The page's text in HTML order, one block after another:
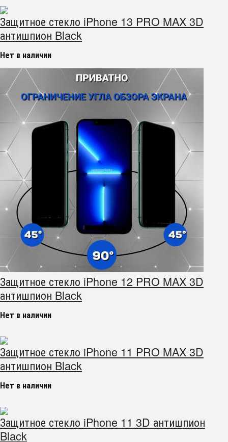
Защитное стекло iPhone 13 PRO MAX 3D
антишпион Black
Нет в наличии
Защитное стекло iPhone 12 PRO MAX 3D
антишпион Black
Нет в наличии
Защитное стекло iPhone 11 PRO MAX 3D
антишпион Black
Нет в наличии
Защитное стекло iPhone 11 3D антишпион
Black